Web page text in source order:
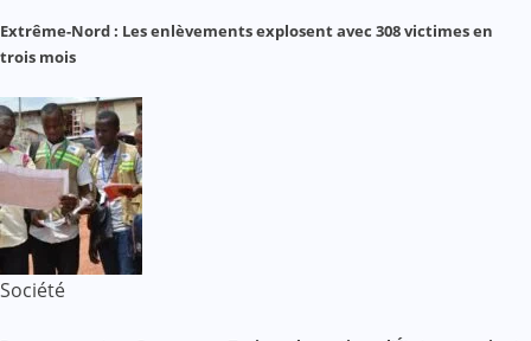
Extrême-Nord : Les enlèvements explosent avec 308 victimes en
trois mois
Société